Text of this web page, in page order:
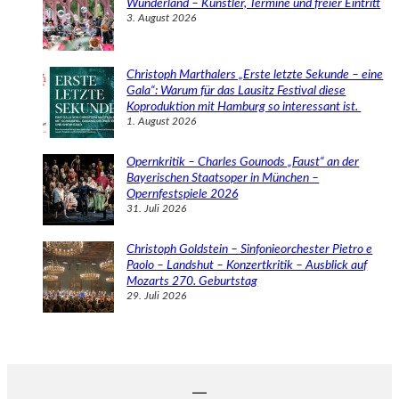
Wunderland – Künstler, Termine und freier Eintritt
3. August 2026
Christoph Marthalers „Erste letzte Sekunde – eine
Gala“: Warum für das Lausitz Festival diese
Koproduktion mit Hamburg so interessant ist.
1. August 2026
Opernkritik – Charles Gounods „Faust“ an der
Bayerischen Staatsoper in München –
Opernfestspiele 2026
31. Juli 2026
Christoph Goldstein – Sinfonieorchester Pietro e
Paolo – Landshut – Konzertkritik – Ausblick auf
Mozarts 270. Geburtstag
29. Juli 2026